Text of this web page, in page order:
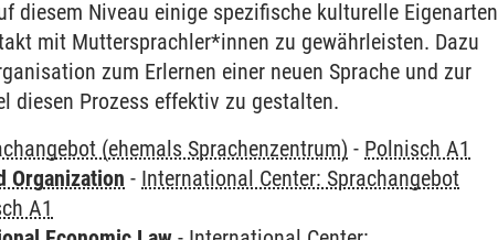
diesem Niveau einige spezifische kulturelle Eigenarten
mit Muttersprachler*innen zu gewährleisten. Dazu
zum Erlernen einer neuen Sprache und zur
diesen Prozess effektiv zu gestalten.
(ehemals Sprachenzentrum) - Polnisch A1
Organization - International Center: Sprachangebot
A1